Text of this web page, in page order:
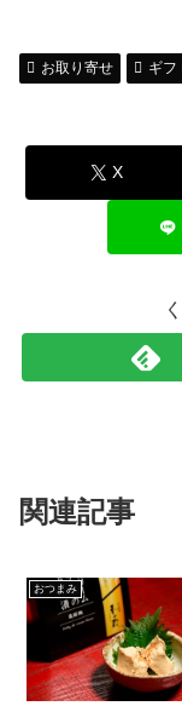
お取り寄せ ギフ
X
関連記事
おつまみ